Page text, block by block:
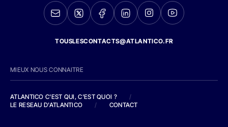
TOUSLESCONTACTS@ATLANTICO.FR
MIEUX NOUS CONNAITRE
ATLANTICO C'EST QUI, C'EST QUOI ?
/
LE RESEAU D'ATLANTICO
/ CONTACT